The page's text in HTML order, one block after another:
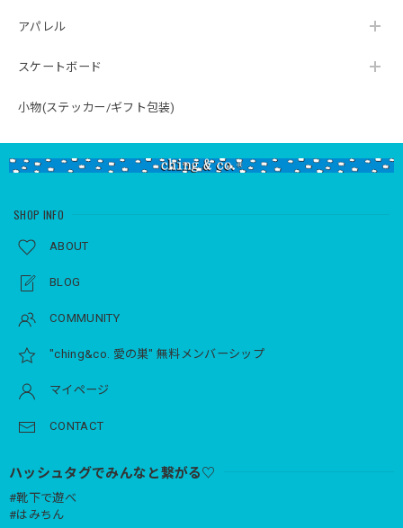
アパレル
スケートボード
小物(ステッカー/ギフト包装)
SHOP INFO
ABOUT
BLOG
COMMUNITY
"ching&co. 愛の巣" 無料メンバーシップ
マイページ
CONTACT
ハッシュタグでみんなと繋がる♡
#靴下で遊べ
#はみちん